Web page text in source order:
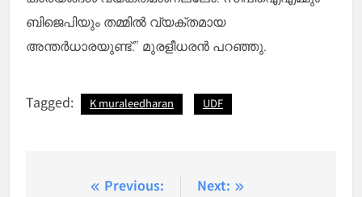
ബിജെപിയും തമ്മിൽ വ്യക്തമായ
അന്തർധാരയുണ്ട്.” മുരളീധരൻ പറഞ്ഞു.
Tagged: K muraleedharan UDF
Previous:
Next: